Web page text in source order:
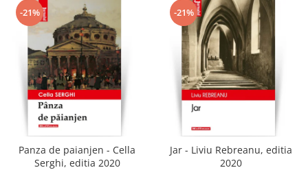
-21%
Panza de paianjen - Cella
Serghi, editia 2020
-21%
Jar - Liviu Rebreanu, editia
2020